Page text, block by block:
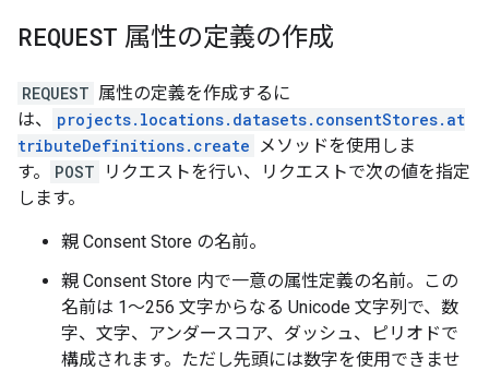
REQUEST 属性の定義の作成
REQUEST 属性の定義を作成するに
は、
projects.locations.datasets.consentStores.at
tributeDefinitions.create メソッドを使用しま
す。
POST
リクエストを行い、リクエストで次の値を指定
します。
親 Consent Store の名前。
親 Consent Store 内で一意の属性定義の名前。この
名前は 1～256 文字からなる Unicode 文字列で、数
字、文字、アンダースコア、ダッシュ、ピリオドで
構成されます。ただし先頭には数字を使用できませ